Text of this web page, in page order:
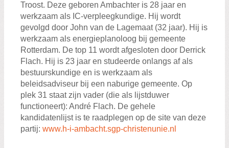
Troost. Deze geboren Ambachter is 28 jaar en
werkzaam als IC-verpleegkundige. Hij wordt
gevolgd door John van de Lagemaat (32 jaar). Hij is
werkzaam als energieplanoloog bij gemeente
Rotterdam. De top 11 wordt afgesloten door Derrick
Flach. Hij is 23 jaar en studeerde onlangs af als
bestuurskundige en is werkzaam als
beleidsadviseur bij een naburige gemeente. Op
plek 31 staat zijn vader (die als lijstduwer
functioneert): André Flach. De gehele
kandidatenlijst is te raadplegen op de site van deze
partij: www.h-i-ambacht.sgp-christenunie.nl